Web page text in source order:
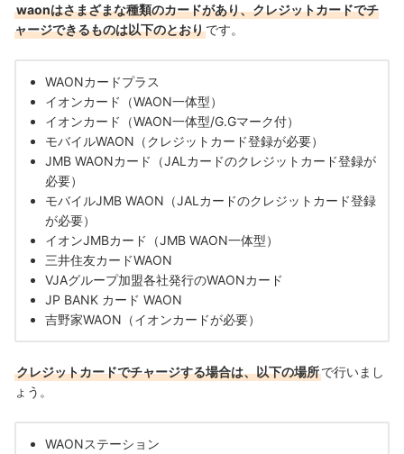
waonはさまざまな種類のカードがあり、クレジットカードでチ
ャージできるものは以下のとおりです。
WAONカードプラス
イオンカード（WAON一体型）
イオンカード（WAON一体型/G.Gマーク付）
モバイルWAON（クレジットカード登録が必要）
JMB WAONカード（JALカードのクレジットカード登録が
必要）
モバイルJMB WAON（JALカードのクレジットカード登録
が必要）
イオンJMBカード（JMB WAON一体型）
三井住友カードWAON
VJAグループ加盟各社発行のWAONカード
JP BANK カード WAON
吉野家WAON（イオンカードが必要）
クレジットカードでチャージする場合は、以下の場所で行いまし
ょう。
WAONステーション